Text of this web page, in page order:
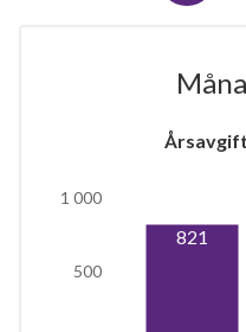
Årsavgift
500
1 000
821